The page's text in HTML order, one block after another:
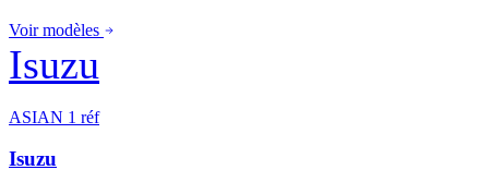
Voir modèles
Isuzu
ASIAN 1 réf
Isuzu